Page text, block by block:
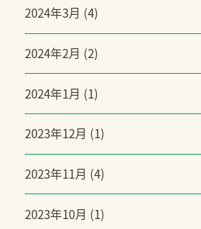
2024年3月 (4)
2024年2月 (2)
2024年1月 (1)
2023年12月 (1)
2023年11月 (4)
2023年10月 (1)